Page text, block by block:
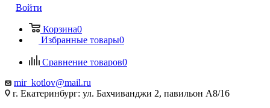
Войти
Корзина0
Избранные товары0
Сравнение товаров0
mir_kotlov@mail.ru
г. Екатеринбург: ул. Бахчиванджи 2, павильон А8/16